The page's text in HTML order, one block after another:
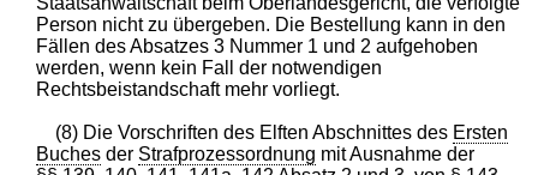
Person nicht zu übergeben. Die Bestellung kann in den
Fällen des Absatzes 3 Nummer 1 und 2 aufgehoben
werden, wenn kein Fall der notwendigen
Rechtsbeistandschaft mehr vorliegt.
(8) Die Vorschriften des Elften Abschnittes des Ersten
Buches der Strafprozessordnung mit Ausnahme der